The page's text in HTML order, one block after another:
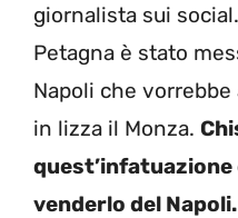
giornalista sui
Petagna è stato
Napoli che
in lizza il Monza.
venderlo del Napoli.